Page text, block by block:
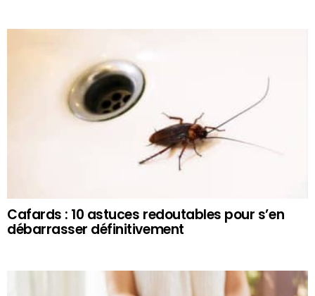
Cafards : 10 astuces redoutables pour s’en
débarrasser définitivement